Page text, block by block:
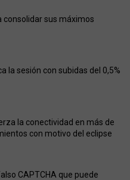
consolidar sus máximos
la sesión con subidas del 0,5%
la conectividad en más de
con motivo del eclipse
CAPTCHA que puede